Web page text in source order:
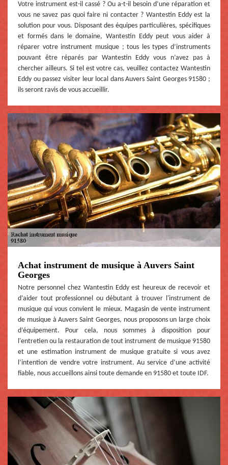
Votre instrument est-il cassé ? Ou a-t-il besoin d’une réparation et
vous ne savez pas quoi faire ni contacter ? Wantestin Eddy est la
solution pour vous. Disposant des équipes particulières, spécifiques
et formés dans le domaine, Wantestin Eddy peut vous aider à
réparer votre instrument musique ; tous les types d’instruments
pouvant être réparés par Wantestin Eddy vous n’avez pas à
chercher ailleurs. Si tel est votre cas, veuillez contactez Wantestin
Eddy ou passez visiter leur local dans Auvers Saint Georges 91580 ;
ils seront ravis de vous accueillir.
Achat instrument de musique à Auvers Saint
Georges
Notre personnel chez Wantestin Eddy est heureux de recevoir et
d’aider tout professionnel ou débutant à trouver l'instrument de
musique qui vous convient le mieux. Magasin de vente instrument
de musique à Auvers Saint Georges, nous proposons un large choix
d’équipement. Pour cela, nous sommes à disposition pour
l'entretien ou la restauration de tout instrument de musique 91580
et une estimation instrument de musique gratuite si vous avez
l’intention de vendre votre instrument. Au service d’une activité
fiable, nous accueillons ainsi toute demande en 91580 et toute IDF.